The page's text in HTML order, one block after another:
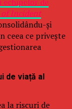
Incident
și
ceea ce privește
de viață al
la riscuri de